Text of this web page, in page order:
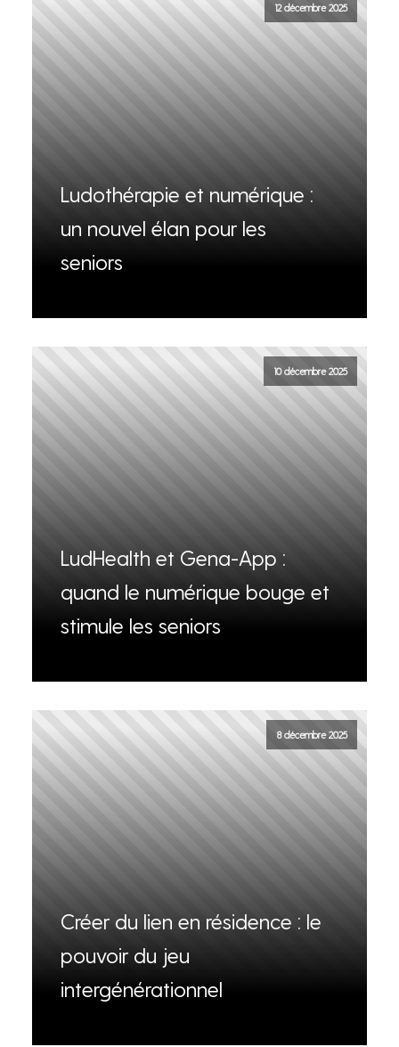
12 décembre 2025
Ludothérapie et numérique :
un nouvel élan pour les
seniors
10 décembre 2025
LudHealth et Gena-App :
quand le numérique bouge et
stimule les seniors
8 décembre 2025
Créer du lien en résidence : le
pouvoir du jeu
intergénérationnel